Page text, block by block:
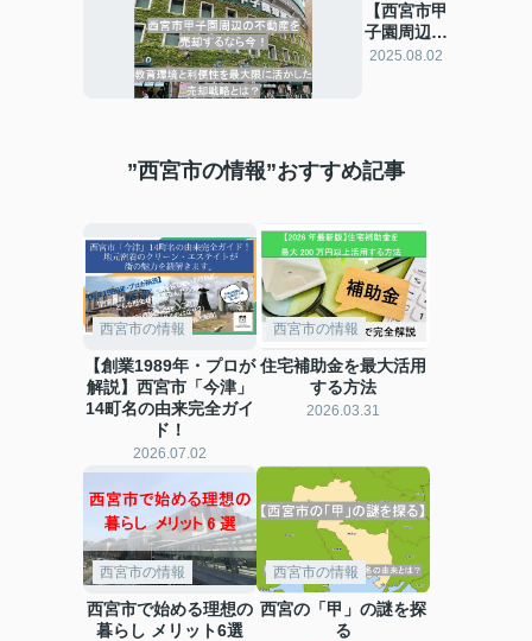
【西宮市甲
子園周辺の
不動産を売
2025.08.02
”西宮市の情報”おすすめ記事
西宮市の情報
【創業1989年・プロが
解説】西宮市「今津」
14町名の由来完全ガイ
ド！
2026.07.02
西宮市の情報
住宅補助金を最大活用
する方法
2026.03.31
西宮市の情報
西宮市で始める理想の
暮らし メリット6選
西宮市の情報
西宮の「甲」の謎を探
る